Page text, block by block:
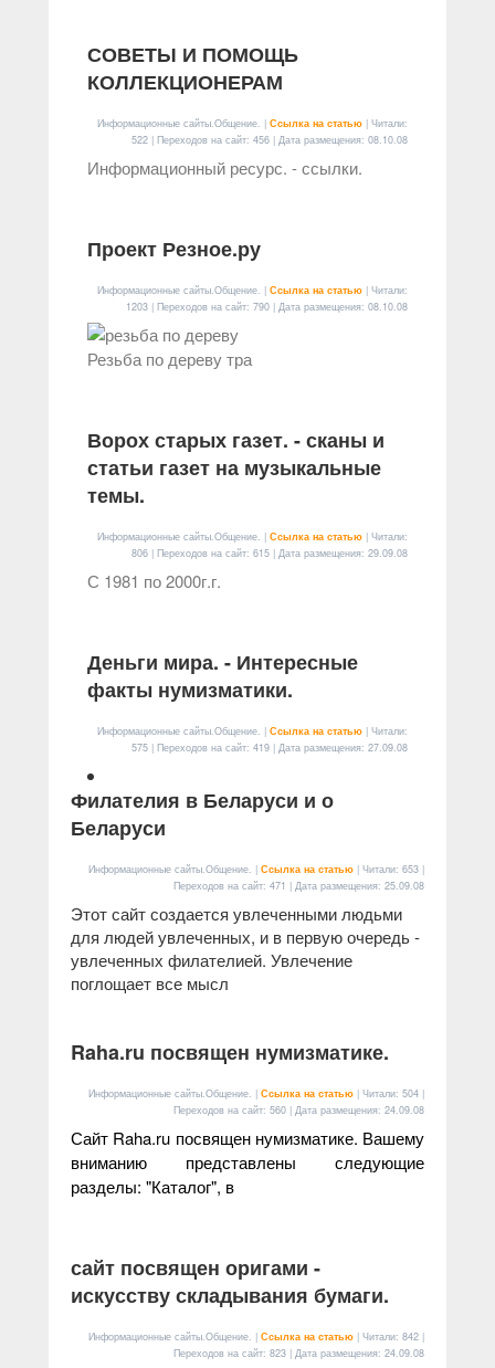
СОВЕТЫ И ПОМОЩЬ
КОЛЛЕКЦИОНЕРАМ
Информационные сайты.Общение. | Ссылка на статью | Читали:
522 | Переходов на сайт: 456 | Дата размещения: 08.10.08
Информационный ресурс. - ссылки.
Проект Резное.ру
Информационные сайты.Общение. | Ссылка на статью | Читали:
1203 | Переходов на сайт: 790 | Дата размещения: 08.10.08
Резьба по дереву тра
Ворох старых газет. - сканы и
статьи газет на музыкальные
темы.
Информационные сайты.Общение. | Ссылка на статью | Читали:
806 | Переходов на сайт: 615 | Дата размещения: 29.09.08
С 1981 по 2000г.г.
Деньги мира. - Интересные
факты нумизматики.
Информационные сайты.Общение. | Ссылка на статью | Читали:
575 | Переходов на сайт: 419 | Дата размещения: 27.09.08
Филателия в Беларуси и о
Беларуси
Информационные сайты.Общение. | Ссылка на статью | Читали: 653 |
Переходов на сайт: 471 | Дата размещения: 25.09.08
Этот сайт создается увлеченными людьми
для людей увлеченных, и в первую очередь -
увлеченных филателией. Увлечение
поглощает все мысл
Raha.ru посвящен нумизматике.
Информационные сайты.Общение. | Ссылка на статью | Читали: 504 |
Переходов на сайт: 560 | Дата размещения: 24.09.08
Сайт Raha.ru посвящен нумизматике. Вашему
вниманию представлены следующие
разделы: "Каталог", в
сайт посвящен оригами -
искусству складывания бумаги.
Информационные сайты.Общение. | Ссылка на статью | Читали: 842 |
Переходов на сайт: 823 | Дата размещения: 24.09.08